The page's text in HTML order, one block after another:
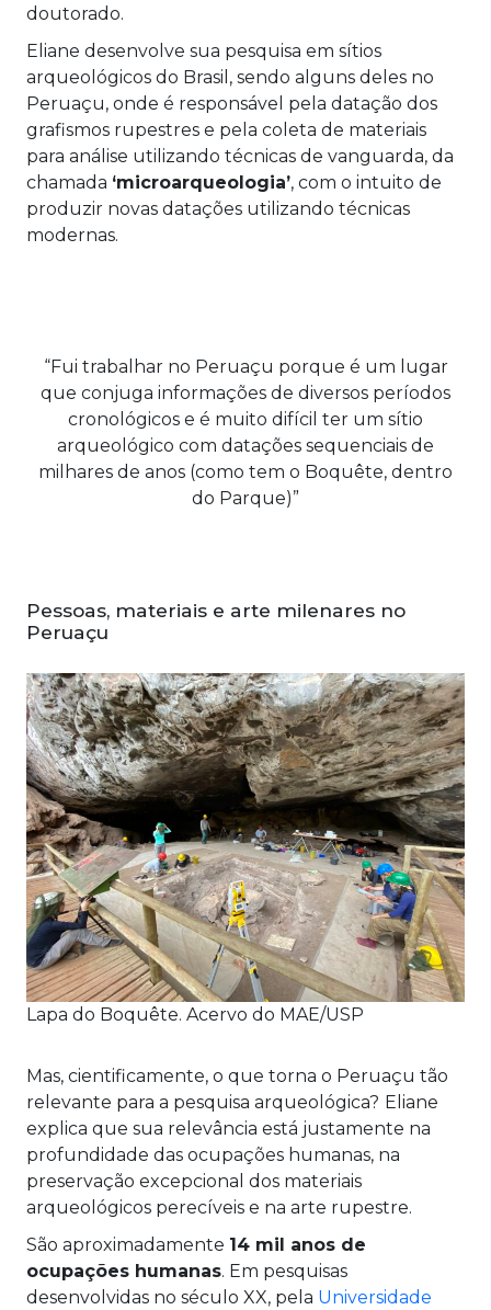
doutorado.
Eliane desenvolve sua pesquisa em sítios
arqueológicos do Brasil, sendo alguns deles no
Peruaçu, onde é responsável pela datação dos
grafismos rupestres e pela coleta de materiais
para análise utilizando técnicas de vanguarda, da
chamada ‘microarqueologia’, com o intuito de
produzir novas datações utilizando técnicas
modernas.
“Fui trabalhar no Peruaçu porque é um lugar
que conjuga informações de diversos períodos
cronológicos e é muito difícil ter um sítio
arqueológico com datações sequenciais de
milhares de anos (como tem o Boquête, dentro
do Parque)”
Pessoas, materiais e arte milenares no
Peruaçu
Lapa do Boquête. Acervo do MAE/USP
Mas, cientificamente, o que torna o Peruaçu tão
relevante para a pesquisa arqueológica? Eliane
explica que sua relevância está justamente na
profundidade das ocupações humanas, na
preservação excepcional dos materiais
arqueológicos perecíveis e na arte rupestre.
São aproximadamente 14 mil anos de
ocupações humanas. Em pesquisas
desenvolvidas no século XX, pela Universidade